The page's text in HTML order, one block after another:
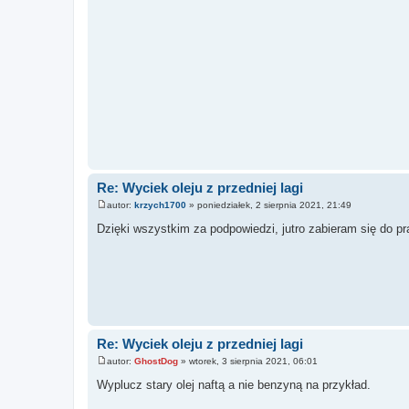
Re: Wyciek oleju z przedniej lagi
o
s
autor: krzych1700 » poniedziałek, 2 sierpnia 2021, 21:49
Dzięki wszystkim za podpowiedzi, jutro zabieram się do
Re: Wyciek oleju z przedniej lagi
o
s
autor: GhostDog » wtorek, 3 sierpnia 2021, 06:01
Wyplucz stary olej naftą a nie benzyną na przykład.